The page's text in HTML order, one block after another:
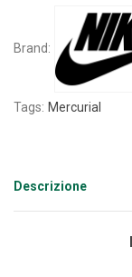
Brand:
Tags: Mercurial
Descrizione